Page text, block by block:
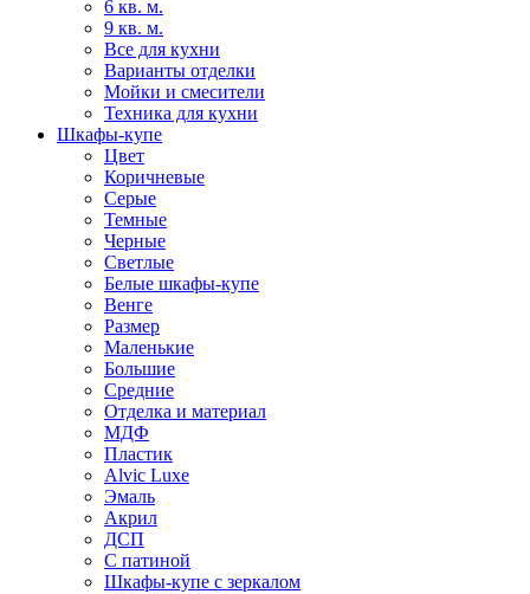
6 кв. м.
9 кв. м.
Все для кухни
Варианты отделки
Мойки и смесители
Техника для кухни
Шкафы-купе
Цвет
Коричневые
Серые
Темные
Черные
Светлые
Белые шкафы-купе
Венге
Размер
Маленькие
Большие
Средние
Отделка и материал
МДФ
Пластик
Alvic Luxe
Эмаль
Акрил
ДСП
С патиной
Шкафы-купе с зеркалом